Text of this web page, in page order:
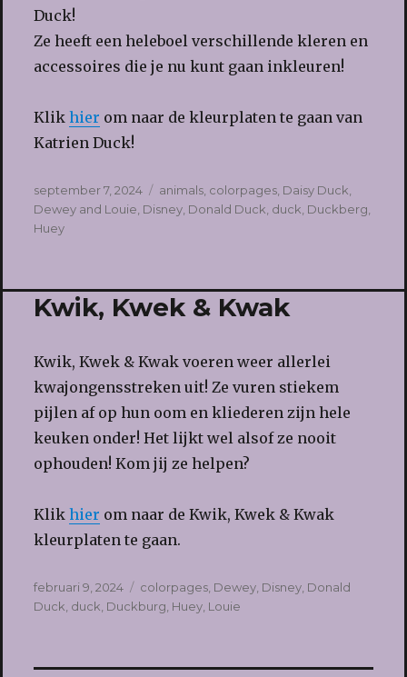
Duck!
Ze heeft een heleboel verschillende kleren en
accessoires die je nu kunt gaan inkleuren!
Klik hier om naar de kleurplaten te gaan van
Katrien Duck!
Geplaatst
op
september 7, 2024 Tags
animals, colorpages, Daisy Duck
Dewey and Louie Disney, Donald Duck duck Duckberg
Huey
Kwik, Kwek & Kwak
Kwik, Kwek & Kwak voeren weer allerlei
kwajongensstreken uit! Ze vuren stiekem
pijlen af op hun oom en kliederen zijn hele
keuken onder! Het lijkt wel alsof ze nooit
ophouden! Kom jij ze helpen?
Klik hier om naar de Kwik, Kwek & Kwak
kleurplaten te gaan.
Geplaatst
op
februari 9, 2024 Tags
colorpages, Dewey, Disney, Donald
Duck duck Duckburg Huey, Louie